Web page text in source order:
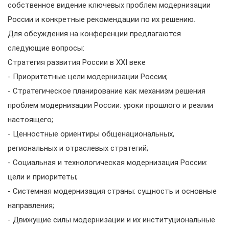
собственное видение ключевых проблем модернизации
России и конкретные рекомендации по их решению.
Для обсуждения на конференции предлагаются
следующие вопросы:
Стратегия развития России в XXI веке
- Приоритетные цели модернизации России;
- Стратегическое планирование как механизм решения
проблем модернизации России: уроки прошлого и реалии
настоящего;
- Ценностные ориентиры общенациональных,
региональных и отраслевых стратегий;
- Социальная и технологическая модернизация России:
цели и приоритеты;
- Системная модернизация страны: сущность и основные
направления;
- Движущие силы модернизации и их институциональные